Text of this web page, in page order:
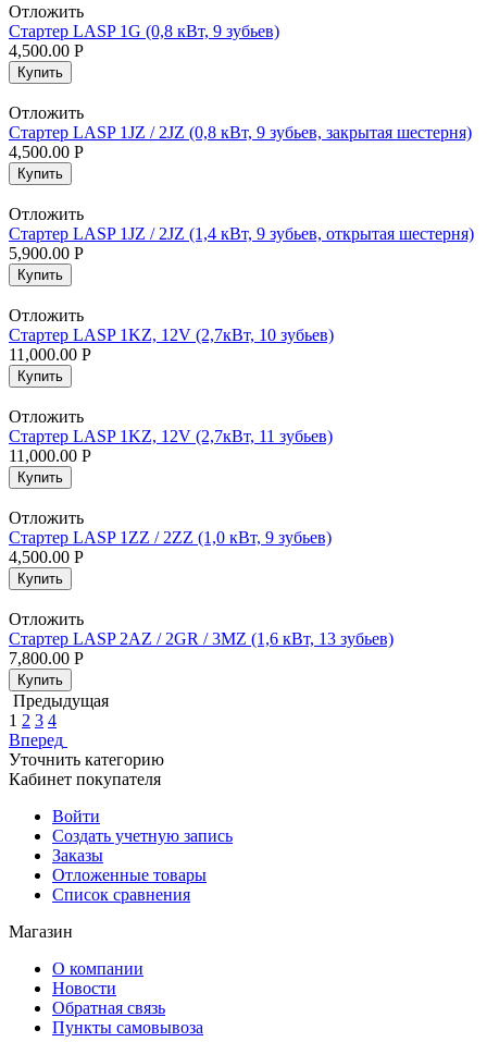
Отложить
Стартер LASP 1G (0,8 кВт, 9 зубьев)
4,500.00 Р
Купить
Отложить
Стартер LASP 1JZ / 2JZ (0,8 кВт, 9 зубьев, закрытая шестерня)
4,500.00 Р
Купить
Отложить
Стартер LASP 1JZ / 2JZ (1,4 кВт, 9 зубьев, открытая шестерня)
5,900.00 Р
Купить
Отложить
Стартер LASP 1KZ, 12V (2,7кВт, 10 зубьев)
11,000.00 Р
Купить
Отложить
Стартер LASP 1KZ, 12V (2,7кВт, 11 зубьев)
11,000.00 Р
Купить
Отложить
Стартер LASP 1ZZ / 2ZZ (1,0 кВт, 9 зубьев)
4,500.00 Р
Купить
Отложить
Стартер LASP 2AZ / 2GR / 3MZ (1,6 кВт, 13 зубьев)
7,800.00 Р
Купить
Предыдущая
1 2 3 4
Вперед
Уточнить категорию
Кабинет покупателя
Войти
Создать учетную запись
Заказы
Отложенные товары
Список сравнения
Магазин
О компании
Новости
Обратная связь
Пункты самовывоза